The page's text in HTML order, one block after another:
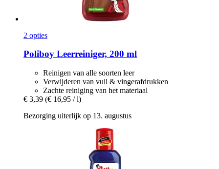
2 opties
Poliboy Leerreiniger, 200 ml
Reinigen van alle soorten leer
Verwijderen van vuil & vingerafdrukken
Zachte reiniging van het materiaal
€ 3,39 (€ 16,95 / l)
Bezorging uiterlijk op 13. augustus